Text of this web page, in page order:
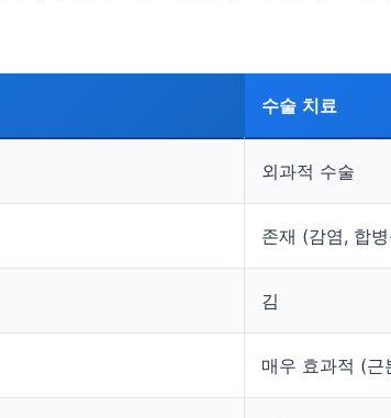
수술 치료
외과적 수술
존재 (감염, 합
김
매우 효과적 (근